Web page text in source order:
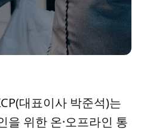
대표이사 박준석)는
을 위한 온·오프라인 통